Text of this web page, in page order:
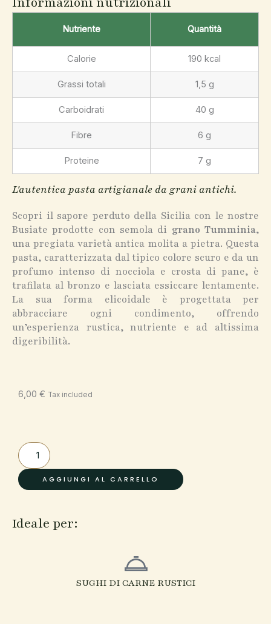
Nutriente Quantità
Calorie 190 kcal
Grassi totali 1,5 g
Carboidrati 40 g
Fibre 6 g
Proteine 7 g
L'autentica pasta artigianale da grani antichi.
Scopri il sapore perduto della Sicilia con le nostre
Busiate prodotte con semola di grano Tumminia,
una pregiata varietà antica molita a pietra. Questa
pasta, caratterizzata dal tipico colore scuro e da un
profumo intenso di nocciola e crosta di pane, è
trafilata al bronzo e lasciata essiccare lentamente.
La sua forma elicoidale è progettata per
abbracciare ogni condimento, offrendo
un’esperienza rustica, nutriente e ad altissima
digeribilità.
6,00 € Tax included
pasta
con
farina
tumminia
AGGIUNGI AL CARRELLO
Ideale per:
SUGHI DI CARNE RUSTICI